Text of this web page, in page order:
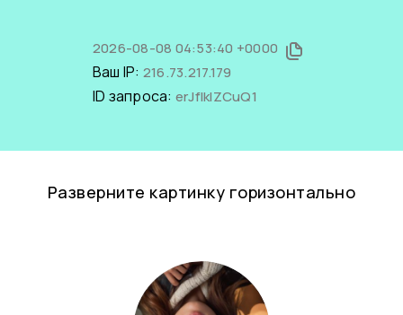
2026-08-08 04:53:40 +0000
Ваш IP: 216.73.217.179
ID запроса: erJfIklZCuQ1
Разверните картинку горизонтально